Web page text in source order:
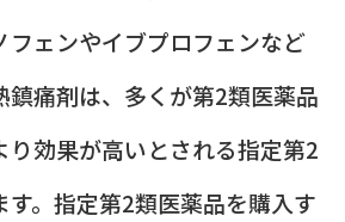
フェンやイブプロフェンなど
鎮痛剤は、多くが第2類医薬品
り効果が高いとされる指定第2
。指定第2類医薬品を購入す